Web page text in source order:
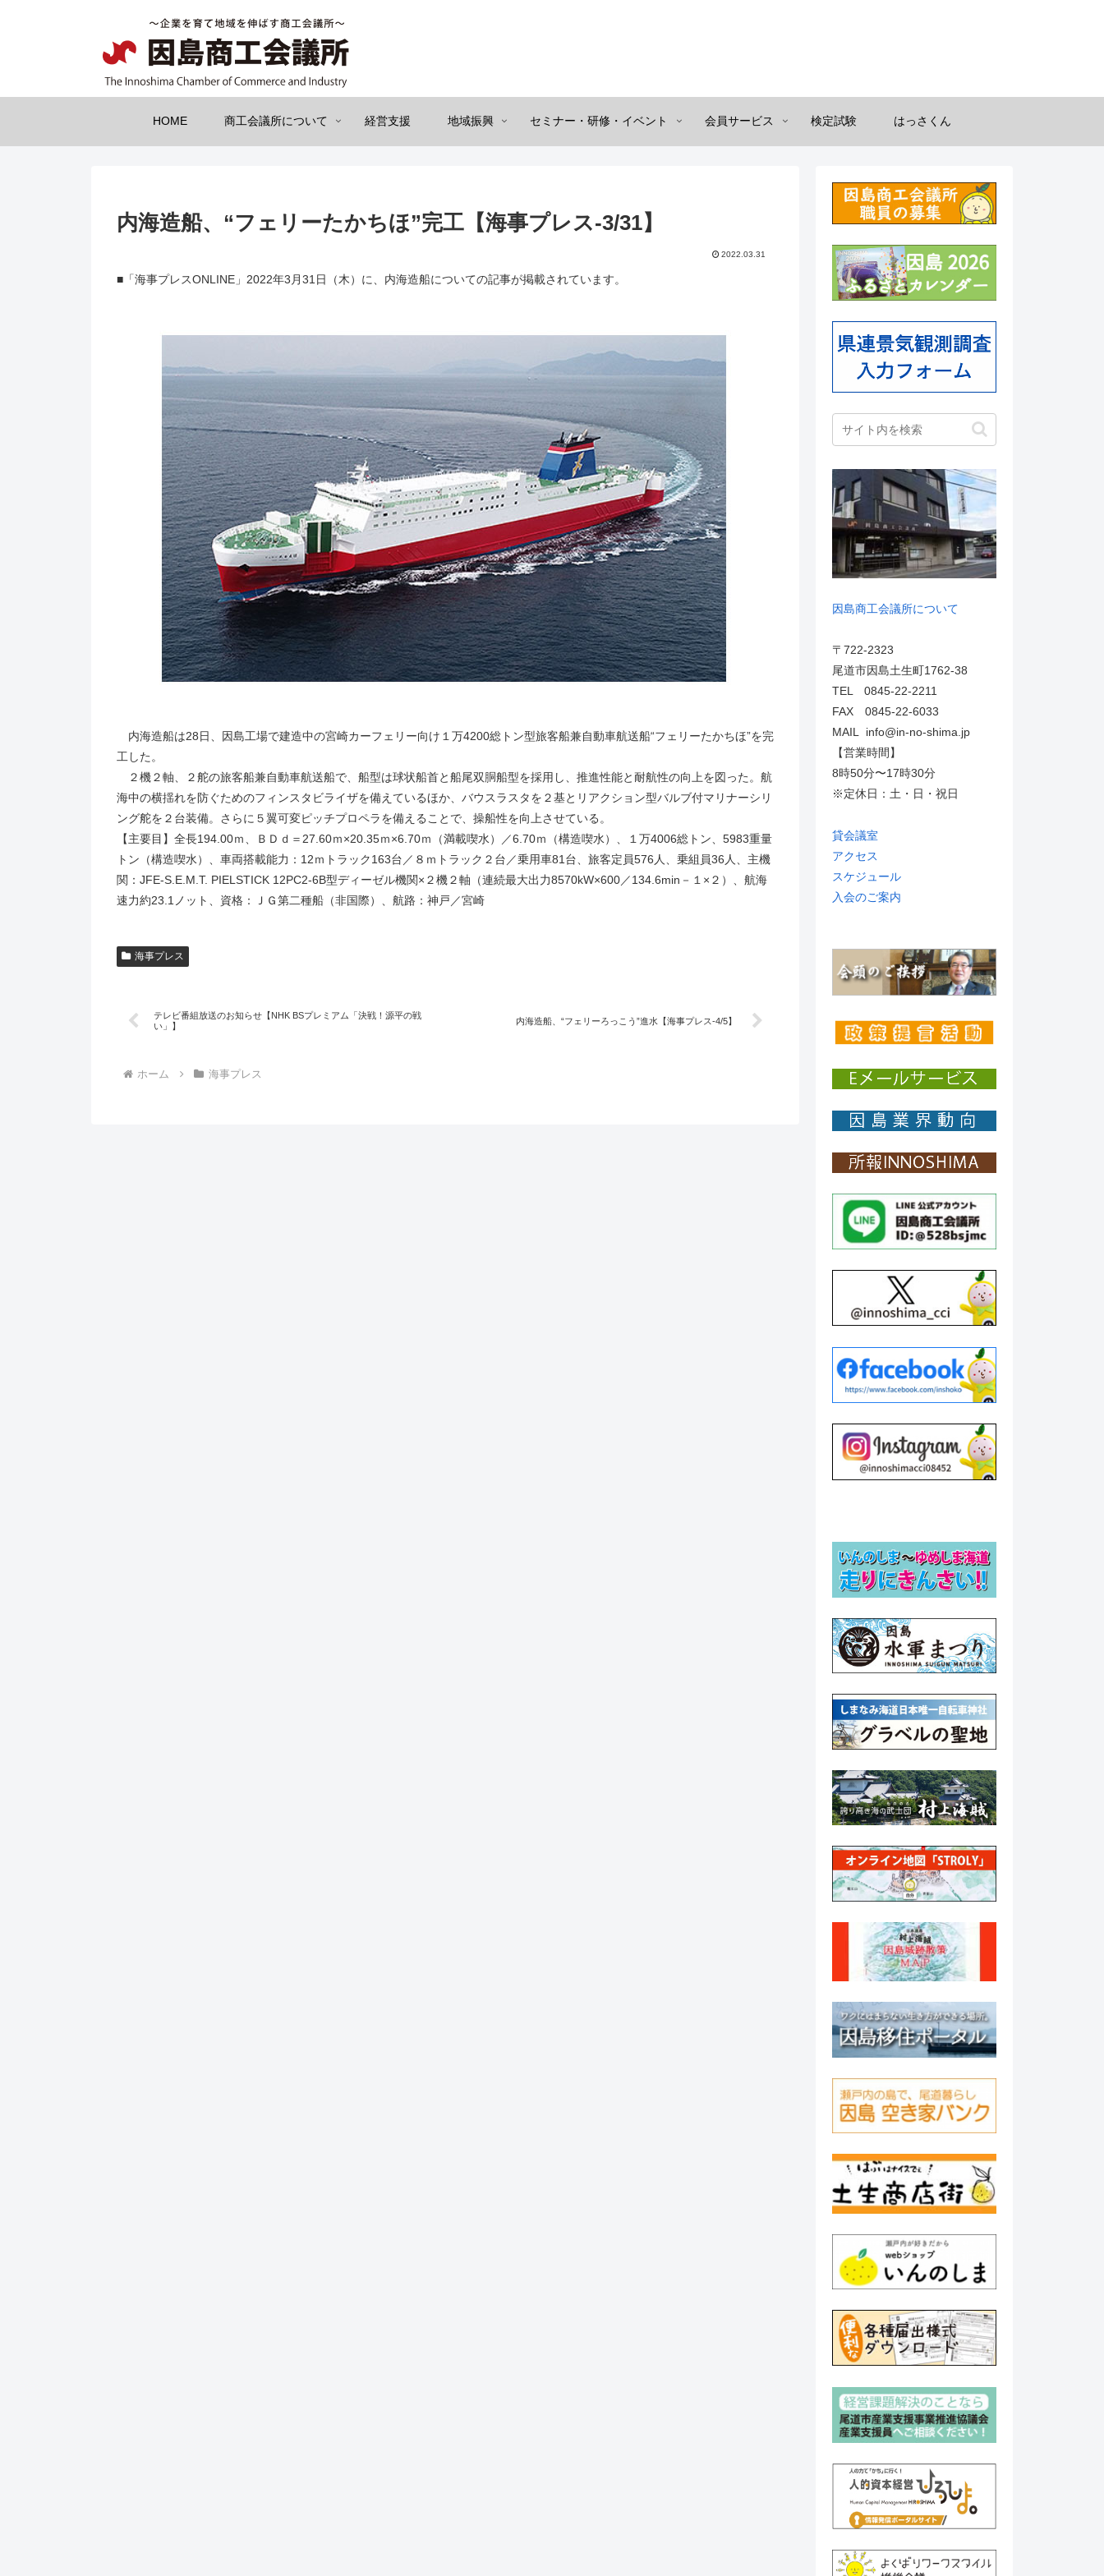
HOME 商工会議所について 経営支援 地域振興 セミナー・研修・イベント 会員サービス 検定試験 はっさくん
内海造船、“フェリーたかちほ”完工【海事プレス-3/31】
2022.03.31
■「海事プレスONLINE」2022年3月31日（木）に、内海造船についての記事が掲載されています。
内海造船は28日、因島工場で建造中の宮崎カーフェリー向け１万4200総トン型旅客船兼自動車航送船“フェリーたかちほ”を完
工した。
２機２軸、２舵の旅客船兼自動車航送船で、船型は球状船首と船尾双胴船型を採用し、推進性能と耐航性の向上を図った。航
海中の横揺れを防ぐためのフィンスタビライザを備えているほか、バウスラスタを２基とリアクション型バルブ付マリナーシリ
ング舵を２台装備。さらに５翼可変ピッチプロペラを備えることで、操船性を向上させている。
【主要目】全長194.00ｍ、ＢＤｄ＝27.60ｍ×20.35ｍ×6.70ｍ（満載喫水）／6.70ｍ（構造喫水）、１万4006総トン、5983重量
トン（構造喫水）、車両搭載能力：12ｍトラック163台／８ｍトラック２台／乗用車81台、旅客定員576人、乗組員36人、主機
関：JFE-S.E.M.T. PIELSTICK 12PC2-6B型ディーゼル機関×２機２軸（連続最大出力8570kW×600／134.6min－１×２）、航海
速力約23.1ノット、資格：ＪＧ第二種船（非国際）、航路：神戸／宮崎
海事プレス
テレビ番組放送のお知らせ【NHK BSプレミアム「決戦！源平の戦
い」】
内海造船、“フェリーろっこう”進水【海事プレス-4/5】
ホーム 海事プレス
因島商工会議所について
〒722-2323
尾道市因島土生町1762-38
TEL 0845-22-2211
FAX 0845-22-6033
MAIL info@in-no-shima.jp
【営業時間】
8時50分〜17時30分
※定休日：土・日・祝日
貸会議室
アクセス
スケジュール
入会のご案内